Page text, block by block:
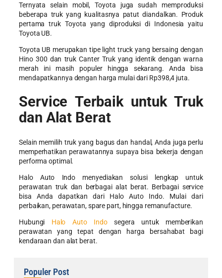
Ternyata selain mobil, Toyota juga sudah memproduksi
beberapa truk yang kualitasnya patut diandalkan. Produk
pertama truk Toyota yang diproduksi di Indonesia yaitu
Toyota UB.
Toyota UB merupakan tipe light truck yang bersaing dengan
Hino 300 dan truk Canter Truk yang identik dengan warna
merah ini masih populer hingga sekarang. Anda bisa
mendapatkannya dengan harga mulai dari Rp398,4 juta.
Service Terbaik untuk Truk
dan Alat Berat
Selain memilih truk yang bagus dan handal, Anda juga perlu
memperhatikan perawatannya supaya bisa bekerja dengan
performa optimal.
Halo Auto Indo menyediakan solusi lengkap untuk
perawatan truk dan berbagai alat berat. Berbagai service
bisa Anda dapatkan dari Halo Auto Indo. Mulai dari
perbaikan, perawatan, spare part, hingga remanufacture.
Hubungi Halo Auto Indosegera untuk memberikan
perawatan yang tepat dengan harga bersahabat bagi
kendaraan dan alat berat.
Populer Post